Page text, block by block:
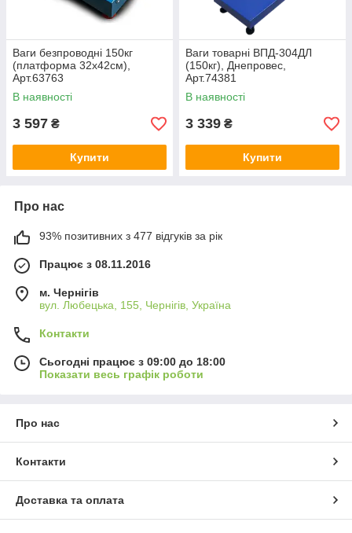
Ваги безпроводні 150кг
(платформа 32х42см),
Арт.63763
В наявності
3 597 ₴
Купити
Ваги товарні ВПД-304ДЛ
(150кг), Днепровес,
Арт.74381
В наявності
3 339 ₴
Купити
Про нас
93% позитивних з 477 відгуків за рік
Працює з 08.11.2016
м. Чернігів
вул. Любецька, 155, Чернігів, Україна
Контакти
Сьогодні працює з 09:00 до 18:00
Показати весь графік роботи
Про нас
Контакти
Доставка та оплата